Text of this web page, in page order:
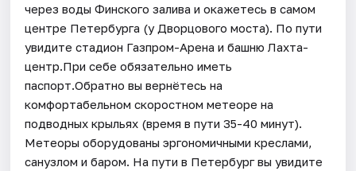
через воды Финского залива и окажетесь в самом
центре Петербурга (у Дворцового моста). По пути
увидите стадион Газпром-Арена и башню Лахта-
центр.При себе обязательно иметь
паспорт.Обратно вы вернётесь на
комфортабельном скоростном метеоре на
подводных крыльях (время в пути 35-40 минут).
Метеоры оборудованы эргономичными креслами,
санузлом и баром. На пути в Петербург вы увидите